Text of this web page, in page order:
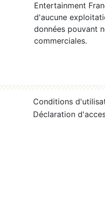
Entertainment
d'aucune
données pouvant
commerciales.
Conditions
Déclaration